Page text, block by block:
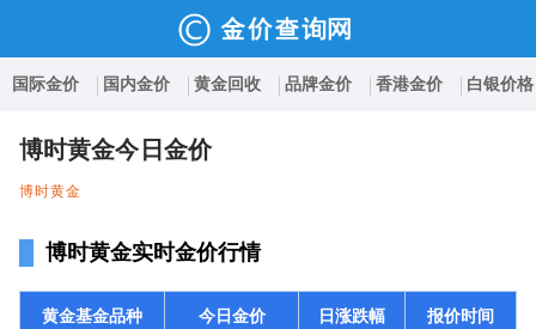
国际金价 国内金价 黄金回收 品牌金价 香港金价 白银价格
博时黄金今日金价
博时黄金
博时黄金实时金价行情
黄金基金品种 今日金价 日涨跌幅 报价时间